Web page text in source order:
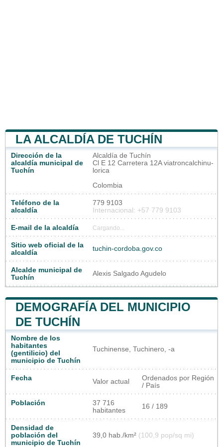
LA ALCALDÍA DE TUCHÍN
Dirección de la
alcaldía municipal de
Tuchín
Alcaldía de Tuchín
Cl E 12 Carretera 12A viatroncalchinu-
lorica
Colombia
Teléfono de la
alcaldía
779 9103
Internacional: +57 779 9103
E-mail de la alcaldía Cargando...
Sitio web oficial de la
alcaldía
tuchin-cordoba.gov.co
Alcalde municipal de
Tuchín
Alexis Salgado Agudelo
DEMOGRAFÍA DEL MUNICIPIO
DE TUCHÍN
Nombre de los
habitantes
(gentilicio) del
municipio de Tuchín
Tuchinense, Tuchinero, -a
Fecha Valor actual
Ordenados por Región
/ País
Población
37 716
habitantes
16 / 189
Densidad de
población del
municipio de Tuchín
39,0 hab./km² (100,9 pop/sq mi)